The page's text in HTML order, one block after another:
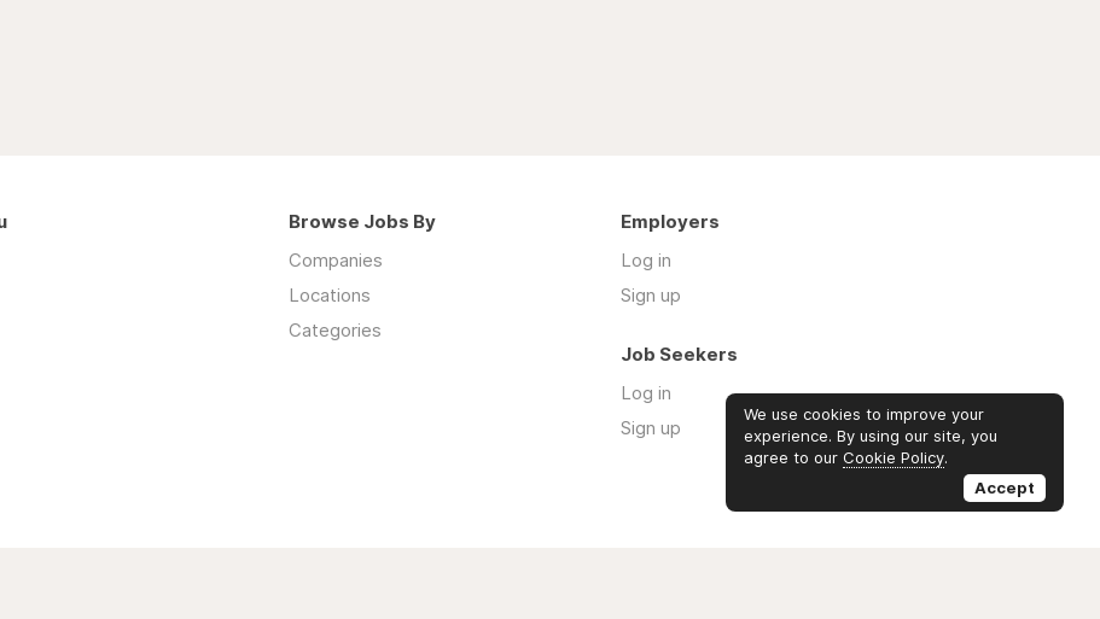
Browse Jobs By
Companies
Locations
Categories
Employers
Log in
Sign up
Job Seekers
Log in
Sign up
We use cookies to improve your
experience. By using our site, you
agree to our Cookie Policy.
Accept